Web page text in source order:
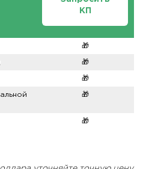
КП
🎁
🎁
🎁
🎁
🎁